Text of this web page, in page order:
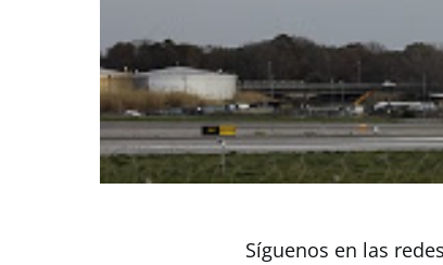
Síguenos en las